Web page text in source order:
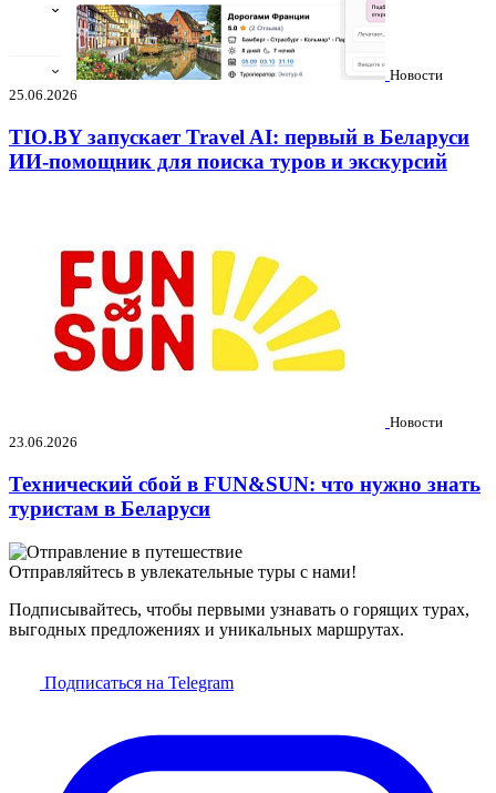
Новости
25.06.2026
TIO.BY запускает Travel AI: первый в Беларуси
ИИ-помощник для поиска туров и экскурсий
Новости
23.06.2026
Технический сбой в FUN&SUN: что нужно знать
туристам в Беларуси
Отправляйтесь в увлекательные туры с нами!
Подписывайтесь, чтобы первыми узнавать о горящих турах,
выгодных предложениях и уникальных маршрутах.
Подписаться на Telegram